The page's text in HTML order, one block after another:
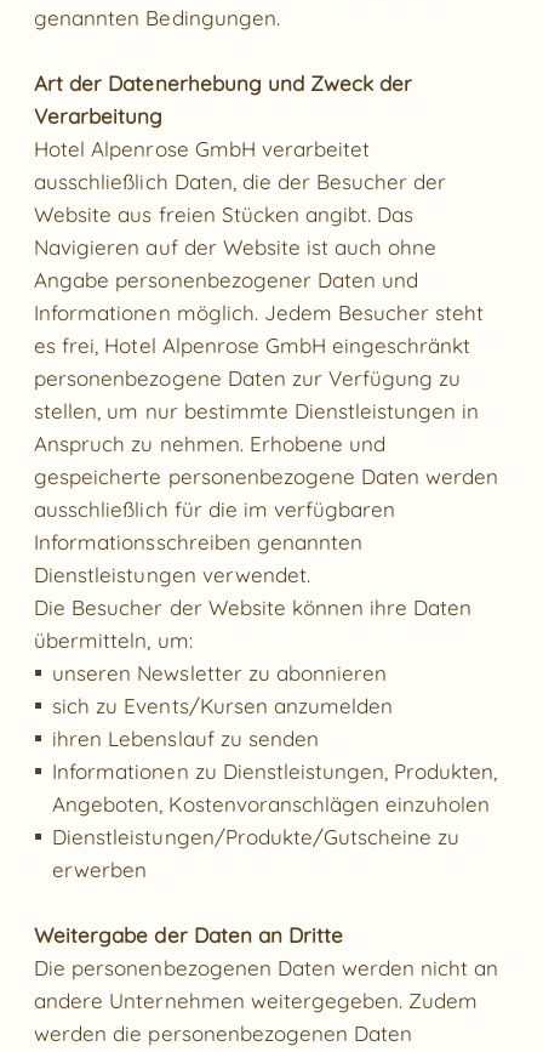
genannten Bedingungen.
Art der Datenerhebung und Zweck der
Verarbeitung
Hotel Alpenrose GmbH verarbeitet
ausschließlich Daten, die der Besucher der
Website aus freien Stücken angibt. Das
Navigieren auf der Website ist auch ohne
Angabe personenbezogener Daten und
Informationen möglich. Jedem Besucher steht
es frei, Hotel Alpenrose GmbH eingeschränkt
personenbezogene Daten zur Verfügung zu
stellen, um nur bestimmte Dienstleistungen in
Anspruch zu nehmen. Erhobene und
gespeicherte personenbezogene Daten werden
ausschließlich für die im verfügbaren
Informationsschreiben genannten
Dienstleistungen verwendet.
Die Besucher der Website können ihre Daten
übermitteln, um:
unseren Newsletter zu abonnieren
sich zu Events/Kursen anzumelden
ihren Lebenslauf zu senden
Informationen zu Dienstleistungen, Produkten,
Angeboten, Kostenvoranschlägen einzuholen
Dienstleistungen/Produkte/Gutscheine zu
erwerben
Weitergabe der Daten an Dritte
Die personenbezogenen Daten werden nicht an
andere Unternehmen weitergegeben. Zudem
werden die personenbezogenen Daten